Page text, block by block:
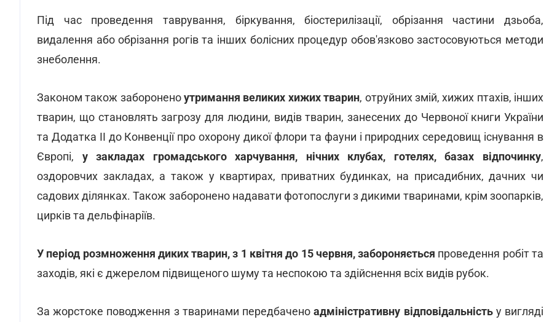
Під час проведення таврування, біркування, біостерилізації, обрізання частини дзьоба,
видалення або обрізання рогів та інших болісних процедур обов'язково застосовуються методи
знеболення.
Законом також забороненоутримання великих хижих тварин, отруйних змій, хижих птахів, інших
тварин, що становлять загрозу для людини, видів тварин, занесених до Червоної книги України
та Додатка ІІ до Конвенції про охорону дикої флори та фауни і природних середовищ існування в
Європі, у закладах громадського харчування, нічних клубах, готелях, базах відпочинку,
оздоровчих закладах, а також у квартирах, приватних будинках, на присадибних, дачних чи
садових ділянках. Також заборонено надавати фотопослуги з дикими тваринами, крім зоопарків,
цирків та дельфінаріїв.
У період розмноження диких тварин, з 1 квітня до 15 червня, забороняється проведення робіт та
заходів, які є джерелом підвищеного шуму та неспокою та здійснення всіх видів рубок.
За жорстоке поводження з тваринами передбаченоадміністративну відповідальністьу вигляді